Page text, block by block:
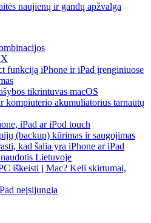
naujienų ir gandų apžvalga
funkciją iPhone ir iPad įrenginiuose
tikrintuvas macOS
kompiuterio akumuliatorius tarnautų
iPad ar iPod touch
(backup) kūrimas ir saugojimas
kad šalia yra iPhone ar iPad
Lietuvoje
iškeisti į Mac? Keli skirtumai,
neįsijungia